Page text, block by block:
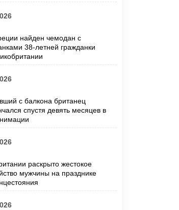
найден чемодан с
38-летней гражданки
с балкона британец
спустя девять месяцев в
раскрыто жестокое
мужчины на празднике